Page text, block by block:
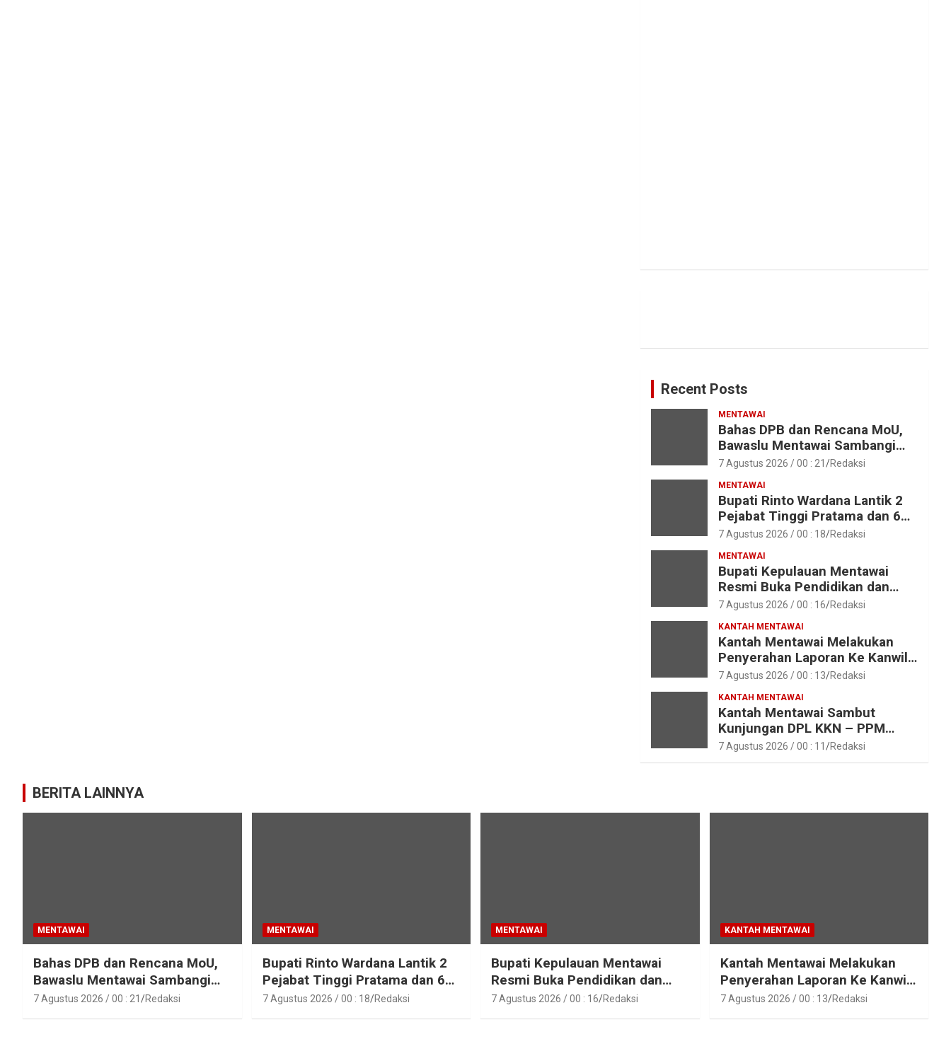
Recent Posts
MENTAWAI
Bahas DPB dan Rencana MoU,
Bawaslu Mentawai Sambangi
Polres Mentawai
7 Agustus 2026 / 00 : 21 Redaksi
MENTAWAI
Bupati Rinto Wardana Lantik 2
Pejabat Tinggi Pratama dan 6
Pejabat Fungsional di
Mentawai
7 Agustus 2026 / 00 : 18 Redaksi
MENTAWAI
Bupati Kepulauan Mentawai
Resmi Buka Pendidikan dan
Pelatihan Calon Paskibraka
7 Agustus 2026 / 00 : 16 Redaksi
KANTAH MENTAWAI
Kantah Mentawai Melakukan
Penyerahan Laporan Ke Kanwil
Kemen ATR/BPN RI Sumbar
7 Agustus 2026 / 00 : 13 Redaksi
KANTAH MENTAWAI
Kantah Mentawai Sambut
Kunjungan DPL KKN – PPM
Unand
7 Agustus 2026 / 00 : 11 Redaksi
BERITA LAINNYA
MENTAWAI
Bahas DPB dan Rencana MoU,
Bawaslu Mentawai Sambangi
Polres Mentawai
7 Agustus 2026 / 00 : 21 Redaksi
MENTAWAI
Bupati Rinto Wardana Lantik 2
Pejabat Tinggi Pratama dan 6
Pejabat Fungsional di
7 Agustus 2026 / 00 : 18 Redaksi
MENTAWAI
Bupati Kepulauan Mentawai
Resmi Buka Pendidikan dan
Pelatihan Calon Paskibraka
7 Agustus 2026 / 00 : 16 Redaksi
KANTAH MENTAWAI
Kantah Mentawai Melakukan
Penyerahan Laporan Ke Kanwil
Kemen ATR/BPN RI Sumbar
7 Agustus 2026 / 00 : 13 Redaksi